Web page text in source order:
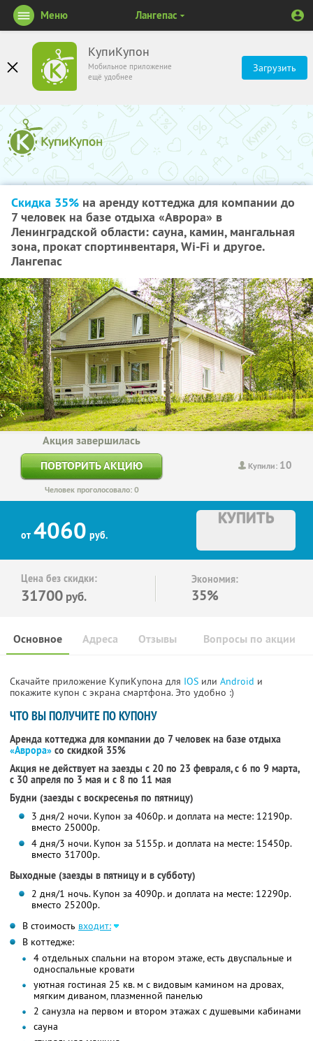
КупиКупон
Мобильное приложение
ещё удобнее
Загрузить
Меню Лангепас
Скидка 35% на аренду коттеджа для компании до
7 человек на базе отдыха «Аврора» в
Ленинградской области: сауна, камин, мангальная
зона, прокат спортинвентаря, Wi-Fi и другое.
Лангепас
Купили: 10
Акция завершилась
ПОВТОРИТЬ АКЦИЮ
Человек проголосовало: 0
от 4060 руб.
КУПИТЬ
Цена без скидки:
31700 руб.
Экономия:
35%
Основное Отзывы Вопросы по акции
Адреса
Скачайте приложение КупиКупона для IOS или Android и
покажите купон с экрана смартфона. Это удобно :)
ЧТО ВЫ ПОЛУЧИТЕ ПО КУПОНУ
Аренда коттеджа для компании до 7 человек на базе отдыха
«Аврора» со скидкой 35%
Акция не действует на заезды с 20 по 23 февраля, с 6 по 9 марта,
с 30 апреля по 3 мая и с 8 по 11 мая
Будни (заезды с воскресенья по пятницу)
3 дня/2 ночи. Купон за 4060р. и доплата на месте: 12190р.
вместо 25000р.
4 дня/3 ночи. Купон за 5155р. и доплата на месте: 15450р.
вместо 31700р.
Выходные (заезды в пятницу и в субботу)
2 дня/1 ночь. Купон за 4090р. и доплата на месте: 12290р.
вместо 25200р.
В стоимость входит:
В коттедже:
4 отдельных спальни на втором этаже, есть двуспальные и
односпальные кровати
уютная гостиная 25 кв. м с видовым камином на дровах,
мягким диваном, плазменной панелью
2 санузла на первом и втором этажах с душевыми кабинами
сауна